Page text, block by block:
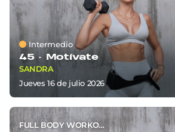
Intermedio
45 · Motívate
SANDRA
jueves 16de julio 2026
FULL BODY WORKOUT